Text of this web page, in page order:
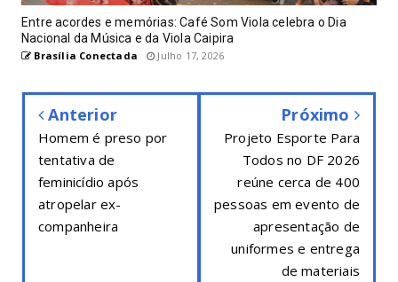
Entre acordes e memórias: Café Som Viola celebra o Dia
Nacional da Música e da Viola Caipira
Brasília Conectada Julho 17, 2026
Anterior
Homem é preso por
tentativa de
feminicídio após
atropelar ex-
companheira
Próximo
Projeto Esporte Para
Todos no DF 2026
reúne cerca de 400
pessoas em evento de
apresentação de
uniformes e entrega
de materiais